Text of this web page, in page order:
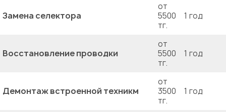
Замена селектора
от
5500
тг.
1 год
Восстановление проводки
от
5500
тг.
1 год
Демонтаж встроенной техникм
от
3500
тг.
1 год